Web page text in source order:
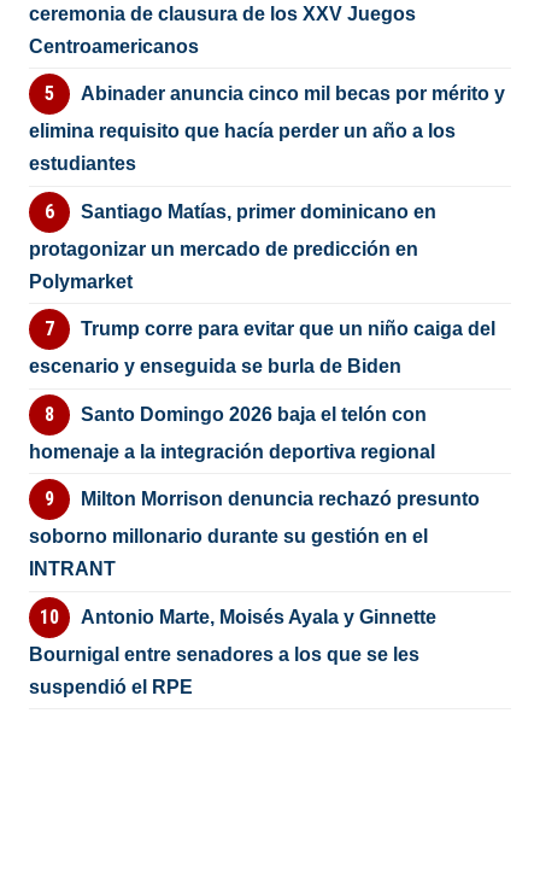
ceremonia de clausura de los XXV Juegos
Centroamericanos
Abinader anuncia cinco mil becas por mérito y
elimina requisito que hacía perder un año a los
estudiantes
Santiago Matías, primer dominicano en
protagonizar un mercado de predicción en
Polymarket
Trump corre para evitar que un niño caiga del
escenario y enseguida se burla de Biden
Santo Domingo 2026 baja el telón con
homenaje a la integración deportiva regional
Milton Morrison denuncia rechazó presunto
soborno millonario durante su gestión en el
INTRANT
Antonio Marte, Moisés Ayala y Ginnette
Bournigal entre senadores a los que se les
suspendió el RPE